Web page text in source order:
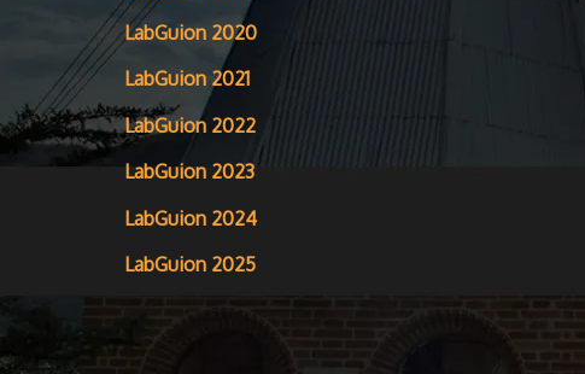
LabGuion 2020
LabGuion 2021
LabGuion 2022
LabGuion 2023
LabGuion 2024
LabGuion 2025